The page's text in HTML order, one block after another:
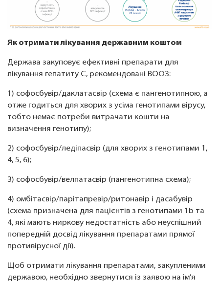
Як отримати лікування державним коштом
Держава закуповує ефективні препарати для
лікування гепатиту С, рекомендовані ВООЗ:
1) софосбувір/даклатасвір (схема є пангенотипною, а
отже годиться для хворих з усіма генотипами вірусу,
тобто немає потреби витрачати кошти на
визначення генотипу);
2) софосбувір/ледіпасвір (для хворих з генотипами 1,
4, 5, 6);
3) софосбувір/велпатасвір (пангенотипна схема);
4) омбітасвір/парітапревір/ритонавір і дасабувір
(схема призначена для пацієнтів з генотипами 1b та
4, які мають ниркову недостатність або неуспішний
попередній досвід лікування препаратами прямої
противірусної дії).
Щоб отримати лікування препаратами, закупленими
державою, необхідно звернутися із заявою на ім’я